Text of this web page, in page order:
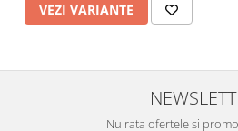
VEZI VARIANTE
Nu rata ofertele si